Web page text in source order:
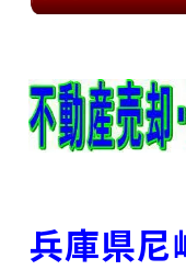
兵庫県尼